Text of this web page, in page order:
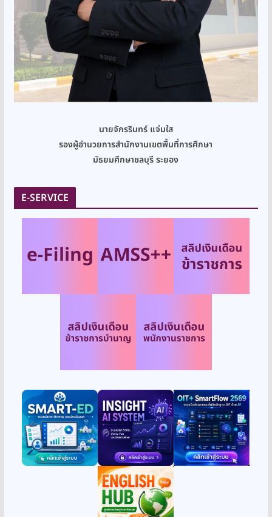
นายจักรรินทร์ แจ่มใส
รองผู้อำนวยการสำนักงานเขตพื้นที่การศึกษา
มัธยมศึกษาชลบุรี ระยอง
E-SERVICE